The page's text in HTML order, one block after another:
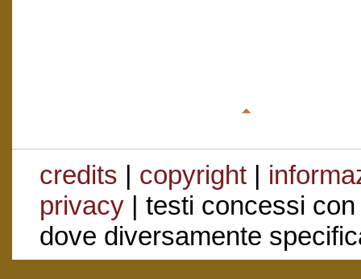
credits | copyright|
privacy| testi concessi
dove diversamente